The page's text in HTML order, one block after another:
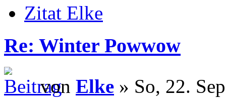
Zitat Elke
Re: Winter Powwow
von Elke » So, 22.